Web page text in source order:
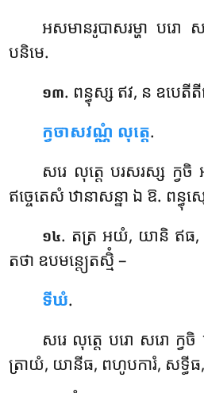
អសមានរូបាសរម្ហា បរោ
បនិមេ.
១៣. ពន្ធុស្ស ឥវ, ន ឧបេតី
ក្វចាសវណ្ណំ លុត្តេ.
សរេ លុត្តេ បរសរស្ស ក្
ឥច្ចេតេសំ ឋានាសន្នា ឯ ឱ. ពន្ធុស្
១៤. តត្រអយំ, យានិ ឥធ,
តថា ឧបមន្ត្យេតស្មិំ –
ទីឃំ.
សរេ លុត្តេ បរោ សរោ ក្
ត្រាយំ, យានីធ, ពហូបការំ, សទ្ធី